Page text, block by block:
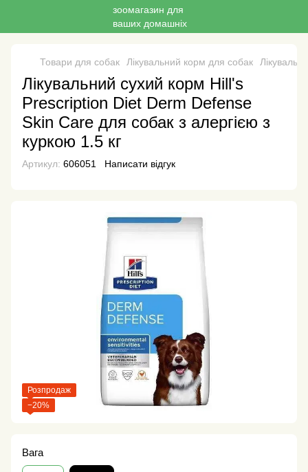
Товари для собак Лікувальний корм для собак
Лікувальний сухий корм Hill's
Prescription Diet Derm Defense
Skin Care для собак з алергією з
куркою 1.5 кг
Артикул: 606051 Написати відгук
Розпродаж
−20%
Вага